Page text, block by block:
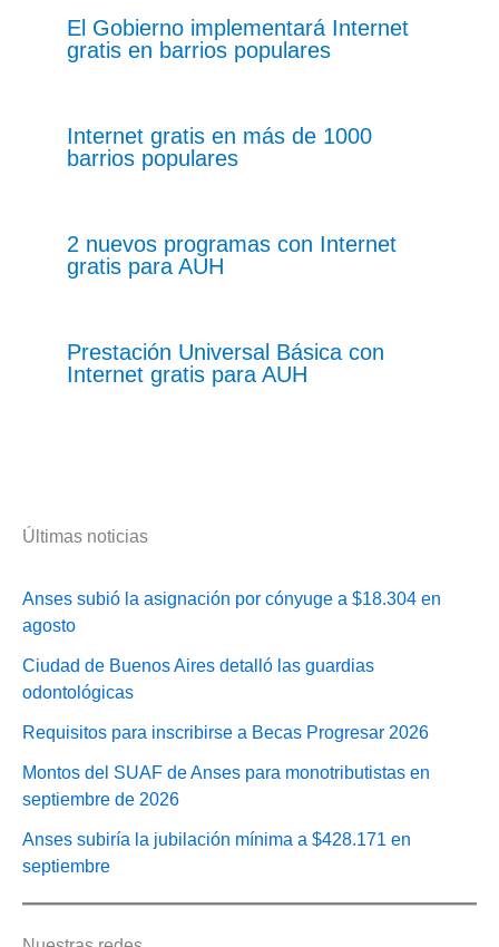
El Gobierno implementará Internet
gratis en barrios populares
Internet gratis en más de 1000
barrios populares
2 nuevos programas con Internet
gratis para AUH
Prestación Universal Básica con
Internet gratis para AUH
Últimas noticias
Anses subió la asignación por cónyuge a $18.304 en
agosto
Ciudad de Buenos Aires detalló las guardias
odontológicas
Requisitos para inscribirse a Becas Progresar 2026
Montos del SUAF de Anses para monotributistas en
septiembre de 2026
Anses subiría la jubilación mínima a $428.171 en
septiembre